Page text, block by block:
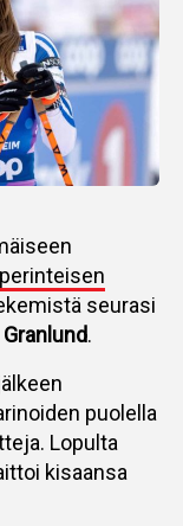
perinteisen
seurasi
.
puolella
Lopulta
kisaansa